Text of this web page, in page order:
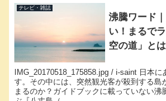
テレビ・雑誌
沸騰ワード
い！まるで
空の道」とは
IMG_20170518_175858.jpg / i-saint 日本に
す。その中には、突然観光客が殺到する島
まるのか？ガイドブックに載っていない沸